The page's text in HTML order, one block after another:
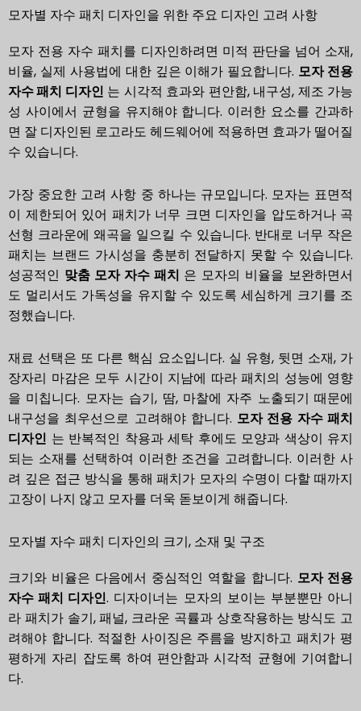
모자별 자수 패치 디자인을 위한 주요 디자인 고려 사항
모자 전용 자수 패치를 디자인하려면 미적 판단을 넘어 소재,
비율, 실제 사용법에 대한 깊은 이해가 필요합니다. 모자 전용
자수 패치 디자인 는 시각적 효과와 편안함, 내구성, 제조 가능
성 사이에서 균형을 유지해야 합니다. 이러한 요소를 간과하
면 잘 디자인된 로고라도 헤드웨어에 적용하면 효과가 떨어질
수 있습니다.
가장 중요한 고려 사항 중 하나는 규모입니다. 모자는 표면적
이 제한되어 있어 패치가 너무 크면 디자인을 압도하거나 곡
선형 크라운에 왜곡을 일으킬 수 있습니다. 반대로 너무 작은
패치는 브랜드 가시성을 충분히 전달하지 못할 수 있습니다.
성공적인 맞춤 모자 자수 패치 은 모자의 비율을 보완하면서
도 멀리서도 가독성을 유지할 수 있도록 세심하게 크기를 조
정했습니다.
재료 선택은 또 다른 핵심 요소입니다. 실 유형, 뒷면 소재, 가
장자리 마감은 모두 시간이 지남에 따라 패치의 성능에 영향
을 미칩니다. 모자는 습기, 땀, 마찰에 자주 노출되기 때문에
내구성을 최우선으로 고려해야 합니다. 모자 전용 자수 패치
디자인 는 반복적인 착용과 세탁 후에도 모양과 색상이 유지
되는 소재를 선택하여 이러한 조건을 고려합니다. 이러한 사
려 깊은 접근 방식을 통해 패치가 모자의 수명이 다할 때까지
고장이 나지 않고 모자를 더욱 돋보이게 해줍니다.
모자별 자수 패치 디자인의 크기, 소재 및 구조
크기와 비율은 다음에서 중심적인 역할을 합니다. 모자 전용
자수 패치 디자인. 디자이너는 모자의 보이는 부분뿐만 아니
라 패치가 솔기, 패널, 크라운 곡률과 상호작용하는 방식도 고
려해야 합니다. 적절한 사이징은 주름을 방지하고 패치가 평
평하게 자리 잡도록 하여 편안함과 시각적 균형에 기여합니
다.